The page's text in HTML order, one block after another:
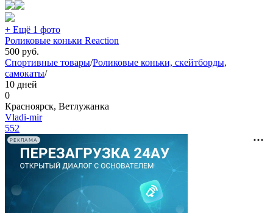
+ Ещё 1 фото
Роликовые коньки Reaction
500 руб.
Спортивные товары/Роликовые коньки, скейтборды,
самокаты/
10 дней
0
Красноярск, Ветлужанка
Vladi-mir
552
РЕКЛАМА